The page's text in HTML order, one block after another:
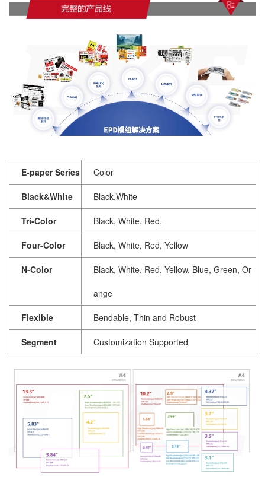
E-paper Series Color
Black&White Black,White
Tri-Color Black, White, Red,
Four-Color Black, White, Red, Yellow
N-Color
Black, White, Red, Yellow, Blue, Green, Or
ange
Flexible Bendable, Thin and Robust
Segment Customization Supported